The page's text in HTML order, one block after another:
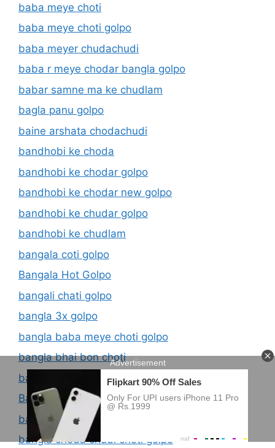
baba meye choti
baba meye choti golpo
baba meyer chudachudi
baba r meye chodar bangla golpo
babar samne ma ke chudlam
bagla panu golpo
baine arshata chodachudi
bandhobi ke choda
bandhobi ke chodar golpo
bandhobi ke chodar new golpo
bandhobi ke chudar golpo
bandhobi ke chudlam
bangala coti golpo
Bangala Hot Golpo
bangali chati golpo
bangla 3x golpo
bangla baba meye choti golpo
bangla bhai bon choti
bangla car sex choti golpo
Bangla Chati Kahini
bangla choda chodir golpo
bangla choda chudi choti golpo